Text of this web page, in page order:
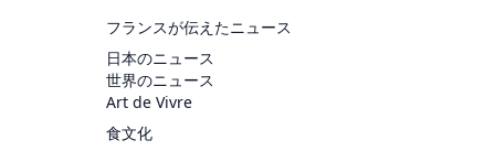
フランスが伝えたニュース
日本のニュース
世界のニュース
Art de Vivre
食文化